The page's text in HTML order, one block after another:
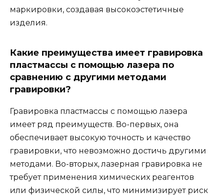
маркировки, создавая высокоэстетичные
изделия.
Какие преимущества имеет гравировка
пластмассы с помощью лазера по
сравнению с другими методами
гравировки?
Гравировка пластмассы с помощью лазера
имеет ряд преимуществ. Во-первых, она
обеспечивает высокую точность и качество
гравировки, что невозможно достичь другими
методами. Во-вторых, лазерная гравировка не
требует применения химических реагентов
или физической силы, что минимизирует риск